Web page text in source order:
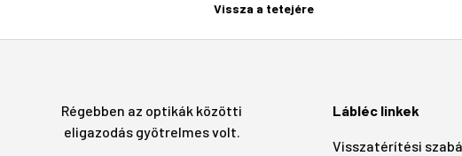
Vissza a tetejére
Régebben az optikák közötti
eligazodás gyötrelmes volt.
Lábléc linkek
Visszatérítési